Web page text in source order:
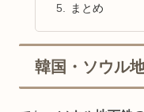
まとめ
韓国・ソウル